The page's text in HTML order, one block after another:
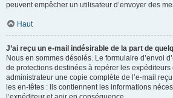
peuvent empêcher un utilisateur d’envoyer des
Haut
J’ai reçu un e-mail indésirable de la part de
Nous en sommes désolés. Le formulaire d’envoi
de protections destinées à repérer les expéditeurs
administrateur une copie complète de l’e-mail
les en-têtes : ils contiennent les informations